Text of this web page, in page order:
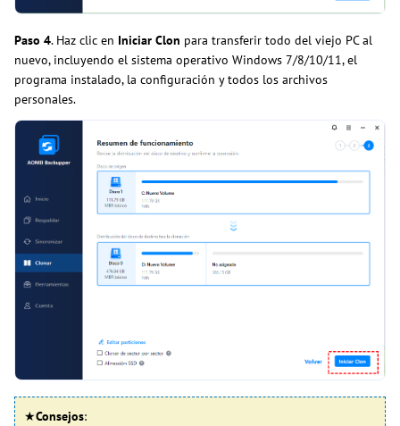
Paso 4. Haz clic en Iniciar Clon para transferir todo del viejo PC al
nuevo, incluyendo el sistema operativo Windows 7/8/10/11, el
programa instalado, la configuración y todos los archivos
personales.
★Consejos: